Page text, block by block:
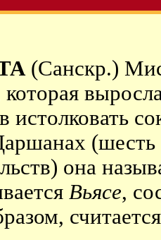
(Санскр.)
которая
истолковать
(шесть
она
Вьясе,